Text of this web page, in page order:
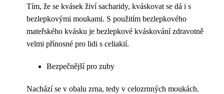
Tím, že se kvásek živí sacharidy, kváskovat se dá i s
bezlepkovými moukami. S použitím bezlepkového
mateřského kvásku je bezlepkové kváskování zdravotně
velmi přínosné pro lidi s celiakií.
Bezpečnější pro zuby
Nachází se v obalu zrna, tedy v celozrnných moukách.